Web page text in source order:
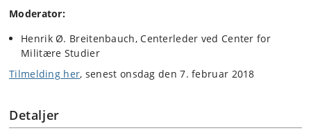
Moderator:
Henrik Ø. Breitenbauch, Centerleder ved Center for
Militære Studier
Tilmelding her, senest onsdag den 7. februar 2018
Detaljer